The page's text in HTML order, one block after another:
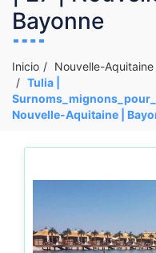
Bayonne
Inicio Nouvelle-Aquitaine
Tulia |
Nouvelle-Aquitaine |